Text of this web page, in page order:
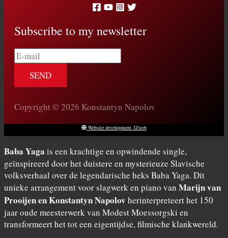
Subscribe to my newsletter
E-
mail
Copyright © 2026 Konstantyn Napolov
Website development 3Zweb
Baba Yaga is een krachtige en opwindende single,
geïnspireerd door het duistere en mysterieuze Slavische
volksverhaal over de legendarische heks Baba Yaga. Dit
unieke arrangement voor slagwerk en piano van Marijn van
Prooijen en Konstantyn Napolov herinterpreteert het 150
jaar oude meesterwerk van Modest Moessorgski en
transformeert het tot een eigentijdse, filmische klankwereld.